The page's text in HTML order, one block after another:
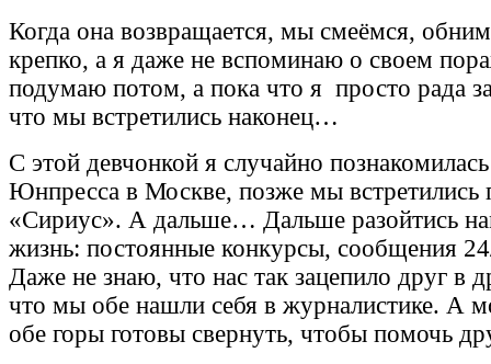
Когда она возвращается, мы смеёмся,
крепко, а я даже не вспоминаю о своем
подумаю потом, а пока что я просто рада
что мы встретились наконец…
С этой девчонкой я случайно
Юнпресса в Москве, позже мы встретились
«Сириус». А дальше… Дальше разойтись
жизнь: постоянные конкурсы, сообщения
Даже не знаю, что нас так зацепило друг в
что мы обе нашли себя в журналистике. А
обе горы готовы свернуть, чтобы помочь